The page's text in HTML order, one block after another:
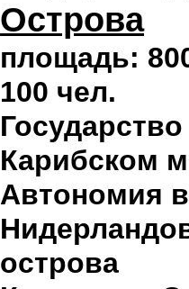
Острова
площадь:
100 чел.
Карибском
Aвтономия
острова